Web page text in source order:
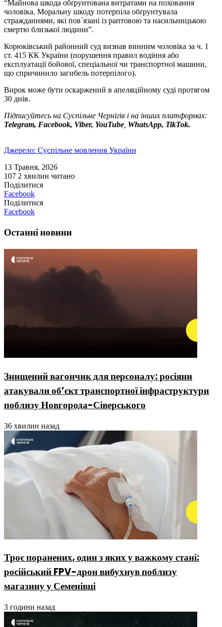
“Майнова шкода обґрунтована витратами на поховання
чоловіка. Моральну шкоду потерпіла обґрунтувала
стражданнями, які пов`язані із раптовою та насильницькою
смертю близької людини”.
Корюківський районний суд визнав винним чоловіка за ч. 1
ст. 415 КК України (порушення правил водіння або
експлуатації бойової, спеціальної чи транспортної машини,
що спричинило загибель потерпілого).
Вирок може бути оскаржений в апеляційному суді протягом
30 днів.
Підписуйтесь на Суспільне Чернігів і на інших платформах:
Telegram, Facebook, Viber, YouTube WhatsApp, TikTok.
Джерело: Суспільне мовлення України
13 Травня, 2026
107 2 хвилин читано
Поділитися
Facebook
Поділитися
Facebook
Останні новини
Знищений вагончик для персоналу: росіяни
атакували об’єкт транспортної інфраструктури
поблизу Новгорода-Сіверського
36 хвилин назад
Троє поранених, один з яких у важкому стані:
російський FPV-дрон вибухнув поблизу
магазину у Семенівці
3 години назад